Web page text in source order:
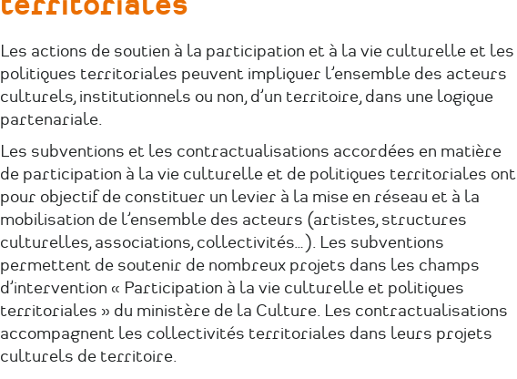
Les actions de soutien à la participation et à la vie culturelle et les
politiques territoriales peuvent impliquer l’ensemble des acteurs
culturels, institutionnels ou non, d’un territoire, dans une logique
partenariale.
Les subventions et les contractualisations accordées en matière
de participation à la vie culturelle et de politiques territoriales ont
pour objectif de constituer un levier à la mise en réseau et à la
mobilisation de l’ensemble des acteurs (artistes, structures
culturelles, associations, collectivités…). Les subventions
permettent de soutenir de nombreux projets dans les champs
d’intervention « Participation à la vie culturelle et politiques
territoriales » du ministère de la Culture. Les contractualisations
accompagnent les collectivités territoriales dans leurs projets
culturels de territoire.